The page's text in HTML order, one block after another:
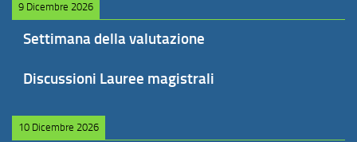
9 Dicembre 2026
Settimana della valutazione
Discussioni Lauree magistrali
10 Dicembre 2026